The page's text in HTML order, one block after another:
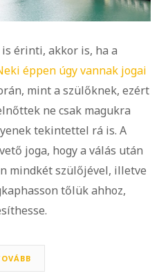
érinti, akkor is, ha a
éppen úgy vannak jogai
mint a szülőknek, ezért
ne csak magukra
tekintettel rá is. A
joga, hogy a válás után
mindkét szülőjével, illetve
tőlük ahhoz,